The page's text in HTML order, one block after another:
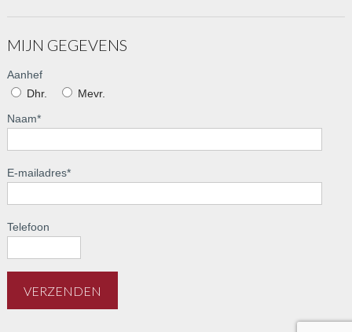
MIJN GEGEVENS
Aanhef
Dhr.
Mevr.
Naam*
E-mailadres*
Telefoon